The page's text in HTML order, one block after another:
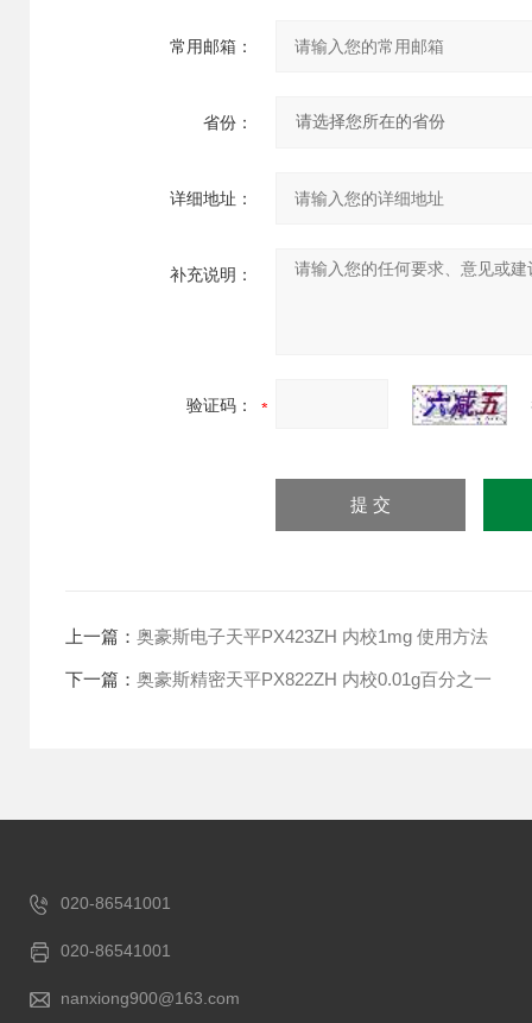
常用邮箱：
省份：
详细地址：
补充说明：
验证码：
上一篇： 奥豪斯电子天平PX423ZH 内校1mg 使用方法
下一篇： 奥豪斯精密天平PX822ZH 内校0.01g百分之一
020-86541001
020-86541001
nanxiong900@163.com